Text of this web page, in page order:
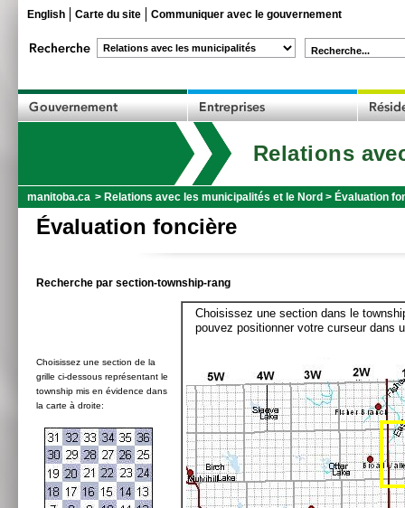
English Carte du site Communiquer avec le gouvernement
Recherche...
Relations
manitoba.ca > Relations avec les municipalités et le Nord > Évaluation
Évaluation foncière
Recherche par section-township-rang
Choisissez une section de la
grille ci-dessous représentant le
township mis en évidence dans
la carte à droite:
Choisissez une section dans le
pouvez positionner votre curseur dans